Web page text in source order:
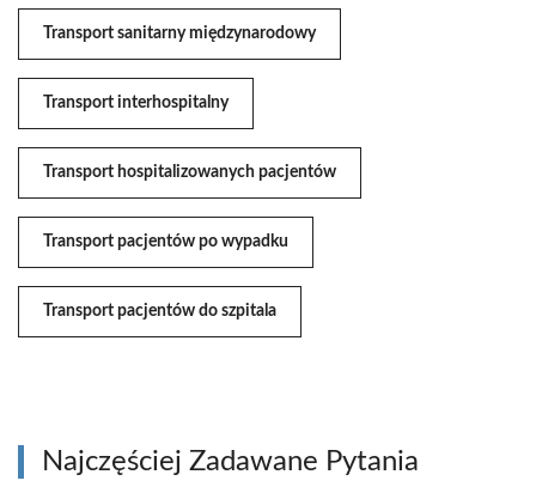
Transport sanitarny międzynarodowy
Transport interhospitalny
Transport hospitalizowanych pacjentów
Transport pacjentów po wypadku
Transport pacjentów do szpitala
Najczęściej Zadawane Pytania